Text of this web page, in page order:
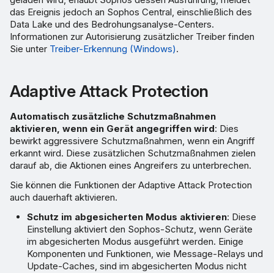
das Ereignis jedoch an Sophos Central, einschließlich des
Data Lake und des Bedrohungsanalyse-Centers.
Informationen zur Autorisierung zusätzlicher Treiber finden
Sie unter Treiber-Erkennung (Windows).
Adaptive Attack Protection
Automatisch zusätzliche Schutzmaßnahmen
aktivieren, wenn ein Gerät angegriffen wird: Dies
bewirkt aggressivere Schutzmaßnahmen, wenn ein Angriff
erkannt wird. Diese zusätzlichen Schutzmaßnahmen zielen
darauf ab, die Aktionen eines Angreifers zu unterbrechen.
Sie können die Funktionen der Adaptive Attack Protection
auch dauerhaft aktivieren.
Schutz im abgesicherten Modus aktivieren: Diese
Einstellung aktiviert den Sophos-Schutz, wenn Geräte
im abgesicherten Modus ausgeführt werden. Einige
Komponenten und Funktionen, wie Message-Relays und
Update-Caches, sind im abgesicherten Modus nicht